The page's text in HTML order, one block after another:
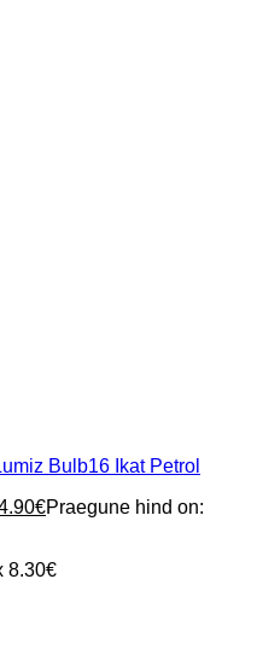
Bulb16 Ikat Petrol
€Praegune hind on:
8.30€